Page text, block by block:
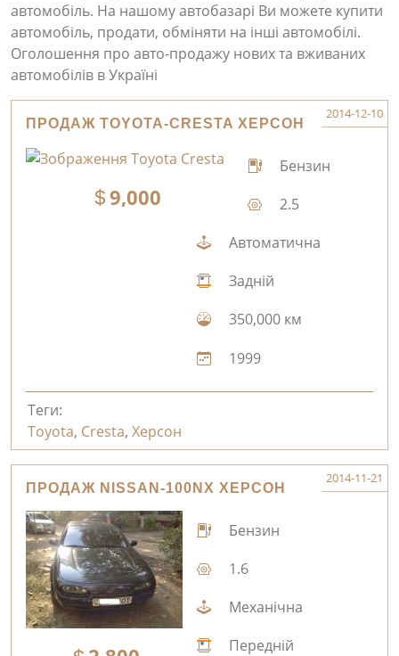
автомобіль. На нашому автобазарі Ви можете купити
автомобіль, продати, обміняти на інші автомобілі.
Оголошення про авто-продажу нових та вживаних
автомобілів в Україні
ПРОДАЖ TOYOTA-CRESTA ХЕРСОН
2014-12-10
9,000
Бензин
2.5
Автоматична
Задній
350,000 км
1999
Теги:
Toyota, Cresta, Херсон
ПРОДАЖ NISSAN-100NX ХЕРСОН
2014-11-21
Бензин
1.6
Механічна
Передній